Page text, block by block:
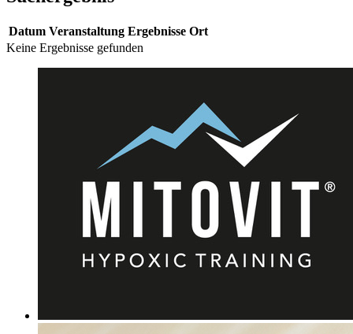
Datum Veranstaltung Ergebnisse Ort
Keine Ergebnisse gefunden